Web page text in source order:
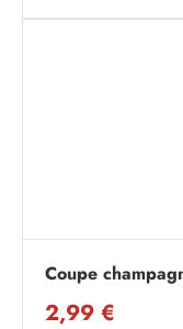
Coupe
2,99 €